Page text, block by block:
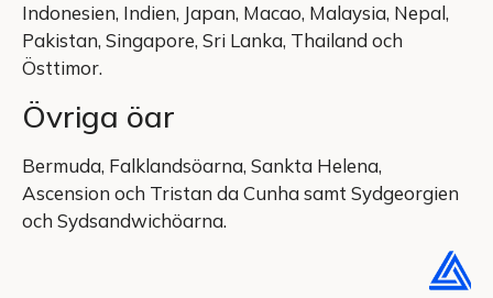
Indonesien, Indien, Japan, Macao, Malaysia, Nepal,
Pakistan, Singapore, Sri Lanka, Thailand och
Östtimor.
Övriga öar
Bermuda, Falklandsöarna, Sankta Helena,
Ascension och Tristan da Cunha samt Sydgeorgien
och Sydsandwichöarna.